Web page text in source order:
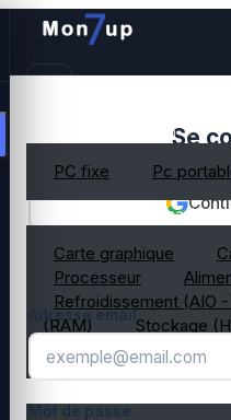
PC gamer occasion
PC fixe Pc
Composant PC occasion
Carte graphique
Processeur
Refroidissement (AIO
(RAM)
Stockage
composant PC gamer
Se
Adresse email